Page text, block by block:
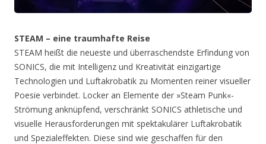
STEAM – eine traumhafte Reise
STEAM heißt die neueste und überraschendste Erfindung von
SONICS, die mit Intelligenz und Kreativität einzigartige
Technologien und Luftakrobatik zu Momenten reiner visueller
Poesie verbindet. Locker an Elemente der »Steam Punk«-
Strömung anknüpfend, verschränkt SONICS athletische und
visuelle Herausforderungen mit spektakulärer Luftakrobatik
und Spezialeffekten. Diese sind wie geschaffen für den